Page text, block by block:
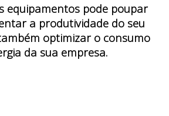
equipamentos pode poupar
a produtividade do seu
optimizar o consumo
da sua empresa.